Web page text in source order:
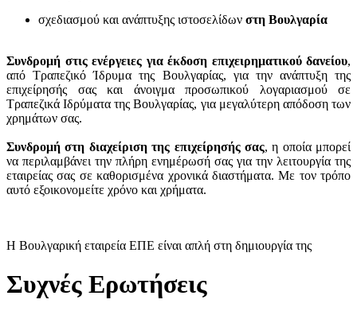
σχεδιασμού και ανάπτυξης ιστοσελίδων στη Βουλγαρία
Συνδρομή στις ενέργειες για έκδοση επιχειρηματικού δανείου,
από Τραπεζικό Ίδρυμα της Βουλγαρίας, για την ανάπτυξη της
επιχείρησής σας και άνοιγμα προσωπικού λογαριασμού σε
Τραπεζικά Ιδρύματα της Βουλγαρίας, για μεγαλύτερη απόδοση των
χρημάτων σας.
Συνδρομή στη διαχείριση της επιχείρησής σας, η οποία μπορεί
να περιλαμβάνει την πλήρη ενημέρωσή σας για την λειτουργία της
εταιρείας σας σε καθορισμένα χρονικά διαστήματα. Με τον τρόπο
αυτό εξοικονομείτε χρόνο και χρήματα.
Η Βουλγαρική εταιρεία ΕΠΕ είναι απλή στη δημιουργία της
Συχνές Ερωτήσεις